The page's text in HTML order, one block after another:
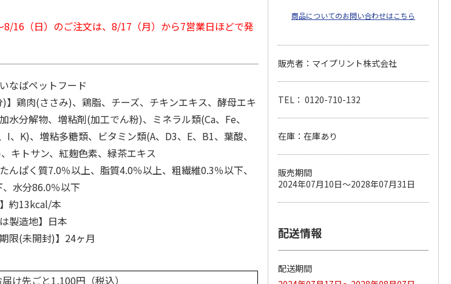
レ 飛び散
臭・抗菌サ
税込)
獣医師開発 ニオイ
をとる砂専用 猫ト
イレ ナチュラルグ
1,550円
(送料別・税込)
無添加良品 カムカ
ムデンタルコーン
銀のスプーン パウ
チ 健康に育つ子ね
ペット線香 虹のか
なた フルーティフ
ローラルの香り
えBOX とりささ
8/16（日）のご注文は、8/17（月）から7営業日ほどで発
なばペットフード
)】鶏肉(ささみ)、鶏脂、チーズ、チキンエキス、酵母エキ
水分解物、増粘剤(加工でん粉)、ミネラル類(Ca、Fe、
I、K)、増粘多糖類、ビタミン類(A、D3、E、B1、葉酸、
キトサン、紅麹色素、緑茶エキス
んぱく質7.0％以上、脂質4.0％以上、粗繊維0.3％以下、
水分86.0％以下
約13kcal/本
製造地】日本
限(未開封)】24ヶ月
届け先ごと1,100円（税込）
商品についてのお問い合わせはこちら
販売者：マイプリント株式会社
TEL： 0120-710-132
在庫：在庫あり
販売期間
2024年07月10日～2028年07月31日
配送情報
配送期間